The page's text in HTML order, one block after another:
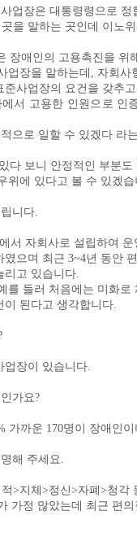
업장은 대통령령으로 정
을 말하는 곳인데 이노
장애인의 고용촉진을 위
업장을 말하는데 , 자회사
업장의 요건을 갖추고
에서 고용한 인원으로 인
으로 일할 수 있겠다 라
다 보니 안정적인 부분도
위에 있다고 볼 수 있겠습
니다.
서 자회사로 설립하여
였으며 최근 3~4년 동안
리고 있습니다.
를 들러 처음에는 미화
이 된다고 생각합니다.
업장이 있습니다.
가요?
가까운 170명이 장애인이
해 주세요.
>지체 >정신>자폐 >청각
가정 많았는데 최근 편의